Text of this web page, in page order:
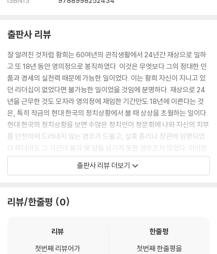
출판사 리뷰
잘 알려진 것처럼 황희는 60여년의 관직생활에서 24년간 재상으로 일하
고 또 18년 동안 영의정으로 봉직하였다. 이것은 무엇보다 그의 정대한 인
품과 경세의 실천력 때문에 가능한 일이었다. 이는 황희 자신이 지니고 있
던 리더십이 없었다면 불가능한 일이었을 것임에 분명하다. 재상으로 24
년을 근무한 것도 모자라 영의정에 재임한 기간만도 18년에 이른다는 것
은, 특히 작금의 현대 한국의 정치상황에서 볼 때 상상을 초월하는 일이다.
현대 한국의 정치상황을 보면 수많은 정치인이 청문회에 나와 자신의 치부
를 만천하에 드러내지 않는 경우가 드물고, 설혹 총리나 장관에 임명되었
다 하더라도 그 기간이 불과 몇 달을 넘기지 못한 경우조차 많았다. 이러한
정황에 비춰볼 때 황희에게는 분명 타의 추종을 불허하는 특별한 리더십이
있었을 가능성이 높다. 작금의 정치현실에서 반드시 짚고 넘어가야 모범적
황희 관련 몇 가지 상징요소들에 주목하고 이에 대한 철학적 해석을 중심
의 시호인 ‘익성’(翼成)에 내재된 철학적 의미 분석을 통해 황희의 인품과
출판사 리뷰 더보기
리뷰/한줄평 0
리뷰
첫번째 리뷰어가
한줄평
첫번째 한줄평을